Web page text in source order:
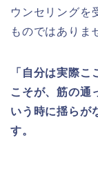
ウンセリングを
ものではありま
「自分は実際
こそが、筋の通
いう時に揺らが
す。